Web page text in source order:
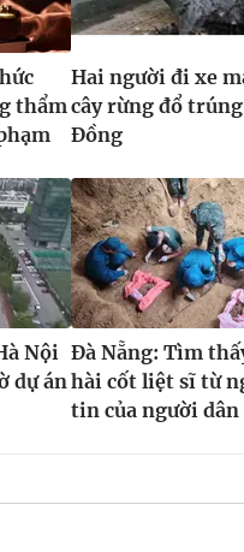
thẩm
Hai người đi xe
cây rừng đổ
Đồng
Nội
dự án
Đà Nẵng: Tìm
hài cốt liệt sĩ từ
tin của người dân